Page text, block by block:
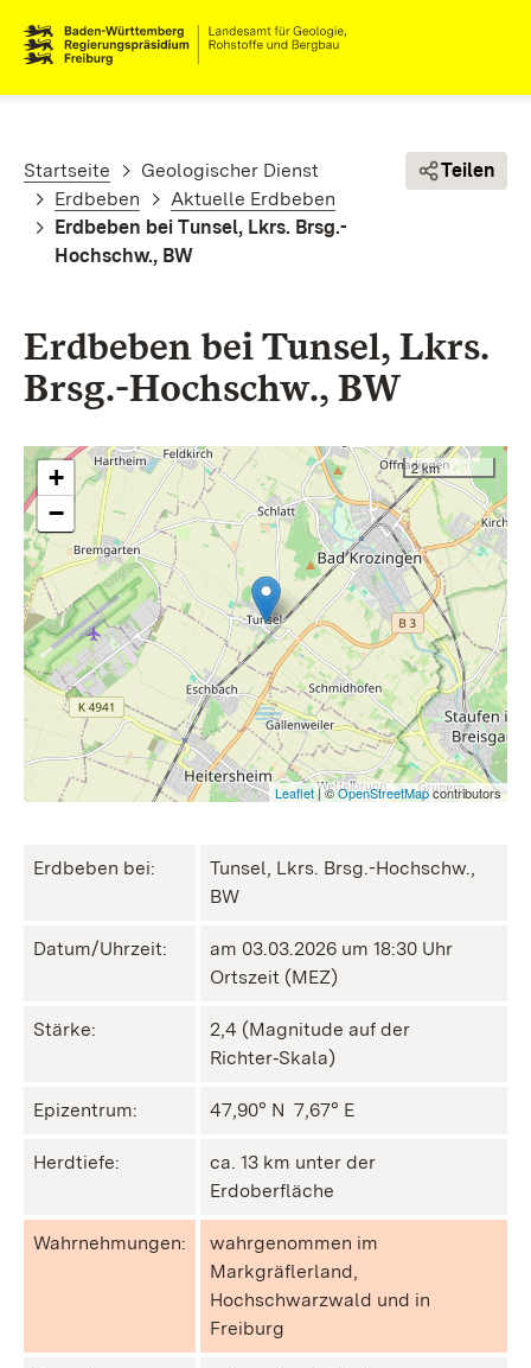
Pfadnavigation
Startseite
Geologischer Dienst
Erdbeben
Aktuelle Erdbeben
Erdbeben bei Tunsel, Lkrs. Brsg.-
Hochschw., BW
Teilen
Erdbeben bei Tunsel, Lkrs.
Brsg.-Hochschw., BW
+
−
2 km
Leaflet| ©OpenStreetMapcontributors
Erdbeben bei:
Tunsel, Lkrs. Brsg.-Hochschw.,
BW
Datum/Uhrzeit:
am 03.03.2026 um 18:30 Uhr
Ortszeit (MEZ)
Stärke:
2,4 (Magnitude auf der
Richter‑Skala)
Epizentrum: 47,90° N ㅤ 7,67° E
Herdtiefe:
ca. 13 km unter der
Erdoberfläche
Wahrnehmungen:
wahrgenommen im
Markgräflerland,
Hochschwarzwald und in
Freiburg